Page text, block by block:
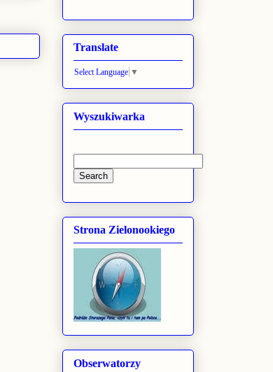
Translate
Select Language ▼
Wyszukiwarka
Strona Zielonookiego
Obserwatorzy